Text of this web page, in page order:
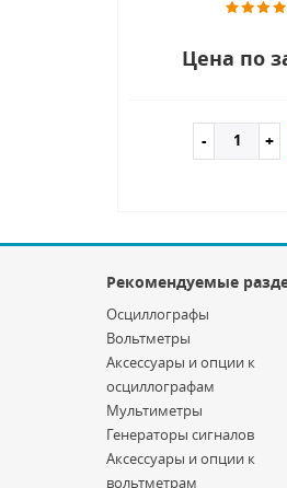
Цена по
Рекомендуемые
Осциллографы
Вольтметры
Аксессуары и опции к
осциллографам
Мультиметры
Генераторы сигналов
Аксессуары и опции к
вольтметрам